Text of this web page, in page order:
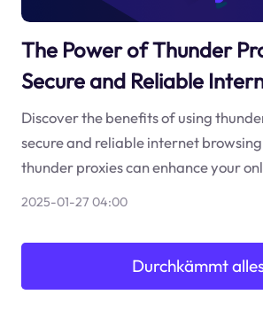
The Power of Thunder
Secure and Reliable
Discover the benefits of using
secure and reliable internet
thunder proxies can enhance your
2025-01-27 04:00
Durchkämmt